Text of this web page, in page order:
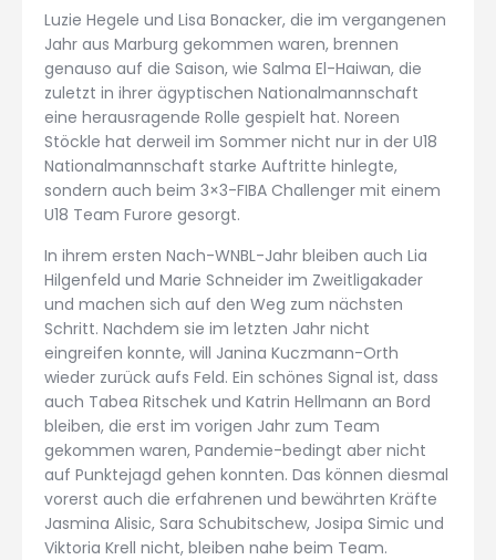
Luzie Hegele und Lisa Bonacker, die im vergangenen
Jahr aus Marburg gekommen waren, brennen
genauso auf die Saison, wie Salma El-Haiwan, die
zuletzt in ihrer ägyptischen Nationalmannschaft
eine herausragende Rolle gespielt hat. Noreen
Stöckle hat derweil im Sommer nicht nur in der U18
Nationalmannschaft starke Auftritte hinlegte,
sondern auch beim 3×3-FIBA Challenger mit einem
U18 Team Furore gesorgt.
In ihrem ersten Nach-WNBL-Jahr bleiben auch Lia
Hilgenfeld und Marie Schneider im Zweitligakader
und machen sich auf den Weg zum nächsten
Schritt. Nachdem sie im letzten Jahr nicht
eingreifen konnte, will Janina Kuczmann-Orth
wieder zurück aufs Feld. Ein schönes Signal ist, dass
auch Tabea Ritschek und Katrin Hellmann an Bord
bleiben, die erst im vorigen Jahr zum Team
gekommen waren, Pandemie-bedingt aber nicht
auf Punktejagd gehen konnten. Das können diesmal
vorerst auch die erfahrenen und bewährten Kräfte
Jasmina Alisic, Sara Schubitschew, Josipa Simic und
Viktoria Krell nicht, bleiben nahe beim Team.